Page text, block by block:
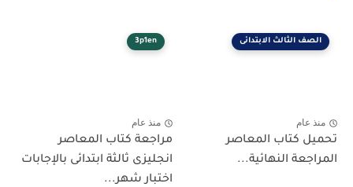
الصف الثالث الابتدائى
منذ عام
تحميل كتاب المعاصر
المراجعة النهائية...
3p1en
منذ عام
مراجعة كتاب المعاصر
انجليزى ثالثة ابتدائى بالإجابات
اختبار شهر...